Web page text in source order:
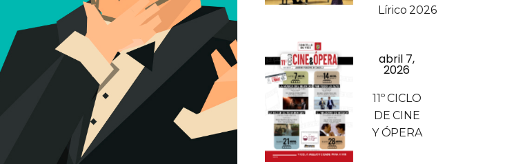
Lírico 2026
abril 7,
2026
11º CICLO
DE CINE
Y ÓPERA